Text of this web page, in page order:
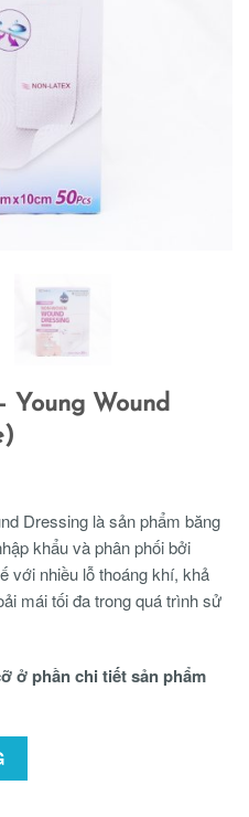
Young Wound
Dressing là sản phẩm băng
khẩu và phân phối bởi
với nhiều lỗ thoáng khí, khả
mái tối đa trong quá trình sử
ở phần chi tiết sản phẩm
Dressing (Nhiều Size) số